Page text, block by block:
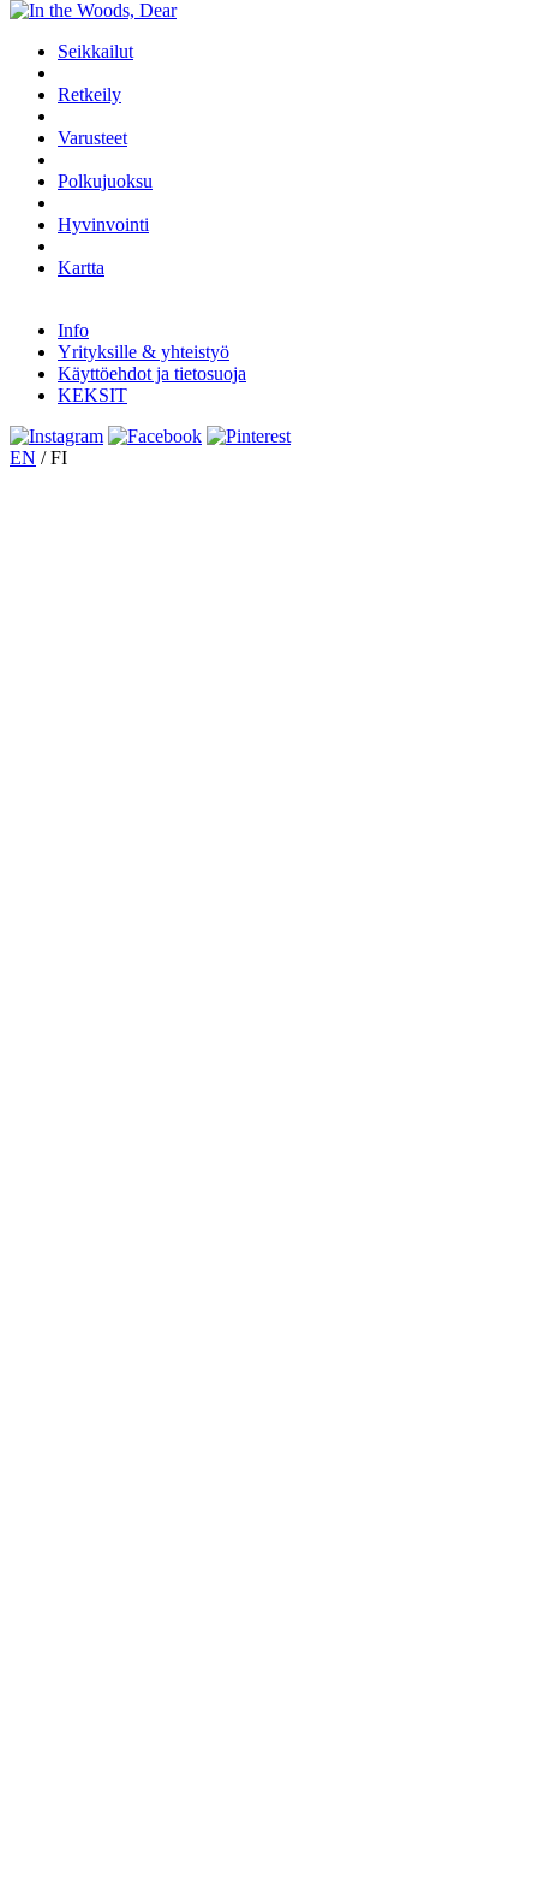
Seikkailut
Retkeily
Varusteet
Polkujuoksu
Hyvinvointi
Kartta
Info
Yrityksille & yhteistyö
Käyttöehdot ja tietosuoja
KEKSIT
EN /FI